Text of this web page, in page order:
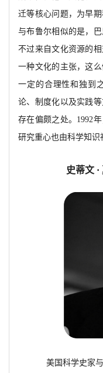
迁等核心问题，为早
与布鲁尔相似的是，
不过来自文化资源的
一种文化的主张，这
一定的合理性和独到
论、制度化以及实践
存在偏颇之处。 1992
研究重心也由科学知识
史蒂文
美国科学史家